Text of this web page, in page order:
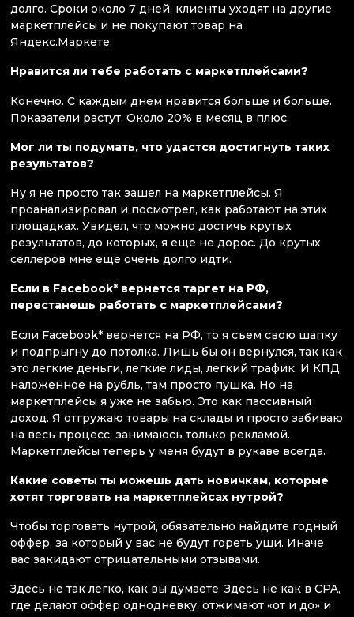
долго. Сроки около 7 дней, клиенты уходят на другие
маркетплейсы и не покупают товар на
Яндекс.Маркете.
Нравится ли тебе работать с маркетплейсами?
Конечно. С каждым днем нравится больше и больше.
Показатели растут. Около 20% в месяц в плюс.
Мог ли ты подумать, что удастся достигнуть таких
результатов?
Ну я не просто так зашел на маркетплейсы. Я
проанализировал и посмотрел, как работают на этих
площадках. Увидел, что можно достичь крутых
результатов, до которых, я еще не дорос. До крутых
селлеров мне еще очень долго идти.
Если в Facebook* вернется таргет на РФ,
перестанешь работать с маркетплейсами?
Если Facebook* вернется на РФ, то я съем свою шапку
и подпрыгну до потолка. Лишь бы он вернулся, так как
это легкие деньги, легкие лиды, легкий трафик. И КПД,
наложенное на рубль, там просто пушка. Но на
маркетплейсы я уже не забью. Это как пассивный
доход. Я отгружаю товары на склады и просто забиваю
на весь процесс, занимаюсь только рекламой.
Маркетплейсы теперь у меня будут в рукаве всегда.
Какие советы ты можешь дать новичкам, которые
хотят торговать на маркетплейсах нутрой?
Чтобы торговать нутрой, обязательно найдите годный
оффер, за который у вас не будут гореть уши. Иначе
вас закидают отрицательными отзывами.
Здесь не так легко, как вы думаете. Здесь не как в CPA,
где делают оффер однодневку, отжимают «от и до» и